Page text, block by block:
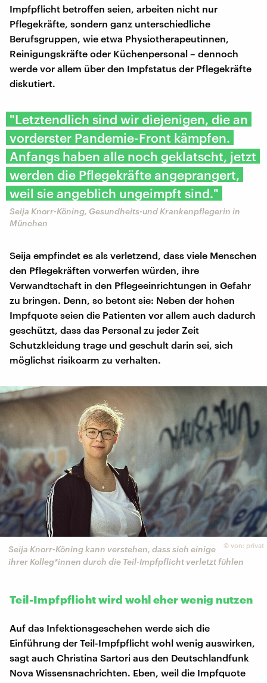
Impfpflicht betroffen seien, arbeiten nicht nur
Pflegekräfte, sondern ganz unterschiedliche
Berufsgruppen, wie etwa Physiotherapeutinnen,
Reinigungskräfte oder Küchenpersonal – dennoch
werde vor allem über den Impfstatus der Pflegekräfte
diskutiert.
"Letztendlich sind wir diejenigen, die an
vorderster Pandemie-Front kämpfen.
Anfangs haben alle noch geklatscht, jetzt
werden die Pflegekräfte angeprangert,
weil sie angeblich ungeimpft sind."
Seija Knorr-Köning, Gesundheits-und Krankenpflegerin in
München
Seija empfindet es als verletzend, dass viele Menschen
den Pflegekräften vorwerfen würden, ihre
Verwandtschaft in den Pflegeeinrichtungen in Gefahr
zu bringen. Denn, so betont sie: Neben der hohen
Impfquote seien die Patienten vor allem auch dadurch
geschützt, dass das Personal zu jeder Zeit
Schutzkleidung trage und geschult darin sei, sich
möglichst risikoarm zu verhalten.
© von: privat
Seija Knorr-Köning kann verstehen, dass sich einige
ihrer Kolleg*innen durch die Teil-Impfpflicht verletzt fühlen
Teil-Impfpflicht wird wohl eher wenig nutzen
Auf das Infektionsgeschehen werde sich die
Einführung der Teil-Impfpflicht wohl wenig auswirken,
sagt auch Christina Sartori aus den Deutschlandfunk
Nova Wissensnachrichten. Eben, weil die Impfquote